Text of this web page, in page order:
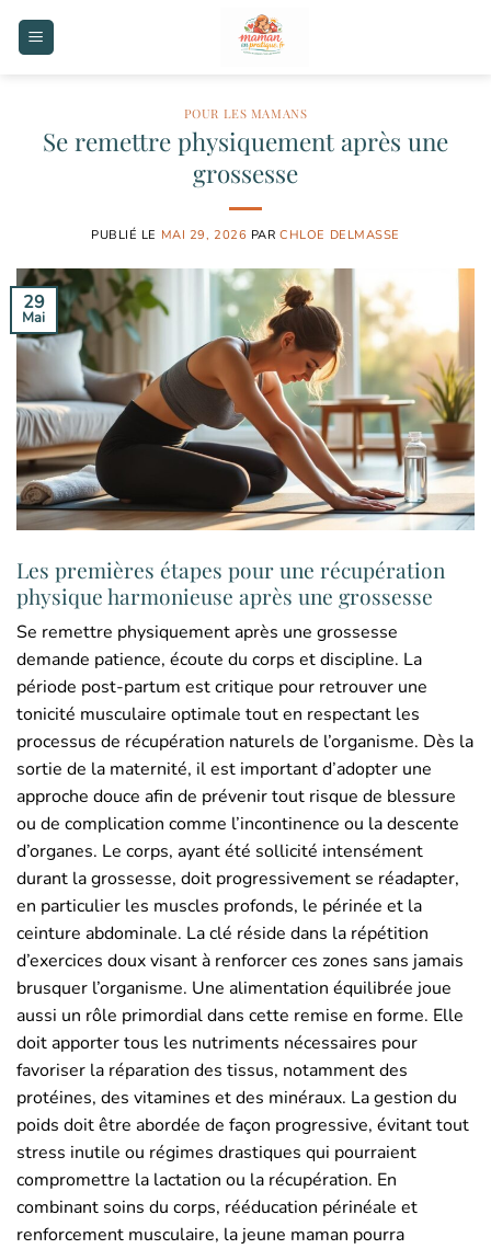
POUR LES MAMANS
Se remettre physiquement après une
grossesse
PUBLIÉ LE MAI 29, 2026 PARCHLOE DELMASSE
29
Mai
Les premières étapes pour une récupération
physique harmonieuse après une grossesse
Se remettre physiquement après une grossesse
demande patience, écoute du corps et discipline. La
période post-partum est critique pour retrouver une
tonicité musculaire optimale tout en respectant les
processus de récupération naturels de l’organisme. Dès la
sortie de la maternité, il est important d’adopter une
approche douce afin de prévenir tout risque de blessure
ou de complication comme l’incontinence ou la descente
d’organes. Le corps, ayant été sollicité intensément
durant la grossesse, doit progressivement se réadapter,
en particulier les muscles profonds, le périnée et la
ceinture abdominale. La clé réside dans la répétition
d’exercices doux visant à renforcer ces zones sans jamais
brusquer l’organisme. Une alimentation équilibrée joue
aussi un rôle primordial dans cette remise en forme. Elle
doit apporter tous les nutriments nécessaires pour
favoriser la réparation des tissus, notamment des
protéines, des vitamines et des minéraux. La gestion du
poids doit être abordée de façon progressive, évitant tout
stress inutile ou régimes drastiques qui pourraient
compromettre la lactation ou la récupération. En
combinant soins du corps, rééducation périnéale et
renforcement musculaire, la jeune maman pourra